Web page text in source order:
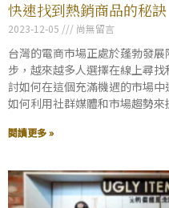
快速找到熱銷商品的秘訣
2023-12-05 尚無留言
台灣的電商市場正處於蓬勃發
步，越來越多人選擇在線上尋
討如何在這個充滿機遇的市場
如何利用社群媒體和市場趨勢來
閱讀更多 »